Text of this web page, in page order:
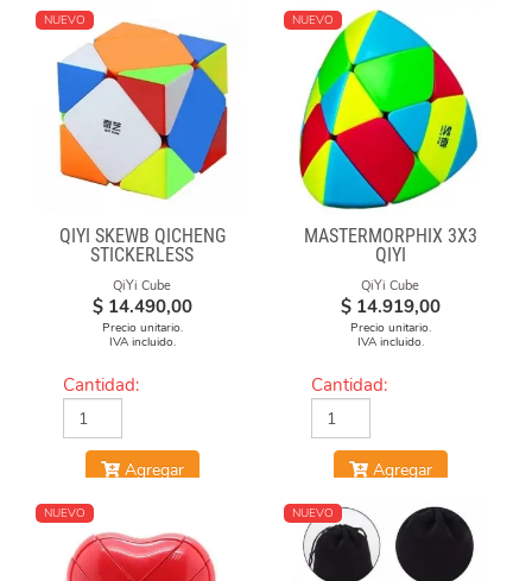
NUEVO
QIYI SKEWB QICHENG
STICKERLESS
QiYi Cube
$ 14.490,00
Precio unitario.
IVA incluido.
Cantidad:
Agregar
NUEVO
MASTERMORPHIX 3X3
QIYI
QiYi Cube
$ 14.919,00
Precio unitario.
IVA incluido.
Cantidad:
Agregar
NUEVO NUEVO